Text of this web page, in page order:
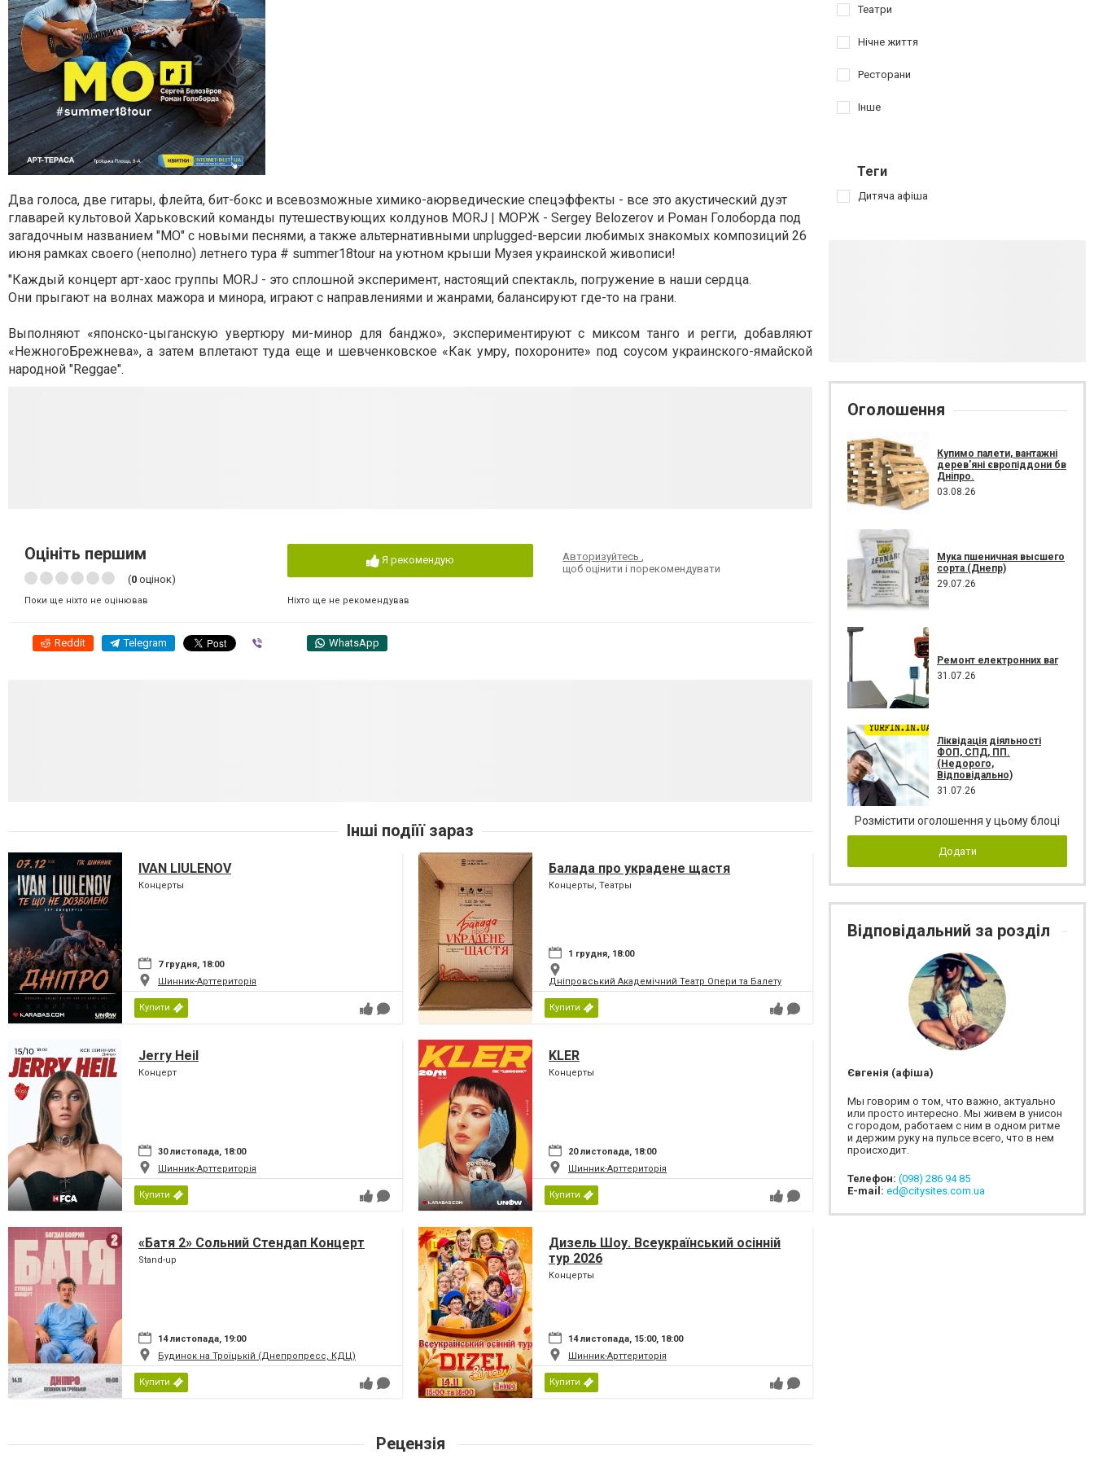
Два голоса, две гитары, флейта, бит-бокс и всевозможные химико-аюрведические спецэффекты - все это акустический дуэт
главарей культовой Харьковский команды путешествующих колдунов MORJ | MOРЖ - Sergey Belozerov и Роман Голоборда под
загадочным названием "МО" с новыми песнями, а также альтернативными unplugged-версии любимых знакомых композиций 26
июня рамках своего (неполно) летнего тура # summer18tour на уютном крыши Музея украинской живописи!
"Каждый концерт aрт-хаос группы MORJ - это сплошной эксперимент, настоящий спектакль, погружение в наши сердца.
Они прыгают на волнах мажора и минора, играют с направлениями и жанрами, балансируют где-то на грани.
Выполняют «японско-цыганскую увертюру ми-минор для банджо», экспериментируют с миксом танго и регги, добавляют
«НежногоБрежнева», а затем вплетают туда еще и шевченковское «Как умру, похороните» под соусом украинского-ямайской
народной "Reggae".
Оцініть першим
(0 оцінок)
Поки ще ніхто не оцінював
Я рекомендую
Ніхто ще не рекомендував
Авторизуйтесь
щоб оцінити і порекомендувати
Reddit Telegram WhatsApp
Інші подіїї зараз
IVAN LIULENOV
Концерты
7 грудня, 18:00
Шинник-Арттериторія
Купити
Балада про украдене щастя
Концерты, Театры
1 грудня, 18:00
Дніпровський Академічний Театр Опери та Балету
Купити
Jerry Heil
Концерт
30 листопада, 18:00
Шинник-Арттериторія
Купити
KLER
Концерты
20 листопада, 18:00
Шинник-Арттериторія
Купити
«Батя 2» Сольний Стендап Концерт
Stand-up
14 листопада, 19:00
Будинок на Троїцькій (Днепропресс, КДЦ)
Купити
Дизель Шоу. Всеукраїнський осінній
тур 2026
Концерты
14 листопада, 15:00, 18:00
Шинник-Арттериторія
Купити
Рецензія
Театри
Нічне життя
Ресторани
Інше
Теги
Дитяча афіша
Оголошення
Купимо палети, вантажні
дерев'яні європіддони бв
Дніпро.
03.08.26
Мука пшеничная высшего
сорта (Днепр)
29.07.26
Ремонт електронних ваг
31.07.26
Ліквідація діяльності
ФОП, СПД, ПП.
(Недорого,
Відповідально)
31.07.26
Розмістити оголошення у цьому блоці
Додати
Відповідальний за розділ
Євгенія (афіша)
Мы говорим о том, что важно, актуально
или просто интересно. Мы живем в унисон
с городом, работаем с ним в одном ритме
и держим руку на пульсе всего, что в нем
происходит.
Телефон: (098) 286 94 85
E-mail: ed@citysites.com.ua